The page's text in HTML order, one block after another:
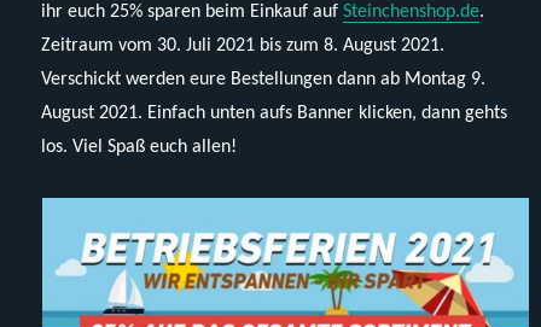
ihr euch 25% sparen beim Einkauf aufSteinchenshop.de.
Zeitraum vom 30. Juli 2021 bis zum 8. August 2021.
Verschickt werden eure Bestellungen dann ab Montag 9.
August 2021. Einfach unten aufs Banner klicken, dann gehts
los. Viel Spaß euch allen!